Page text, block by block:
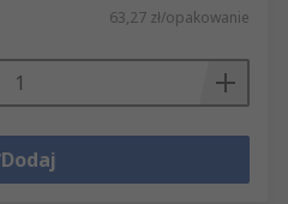
63,27 zł/opakowanie
Dodaj